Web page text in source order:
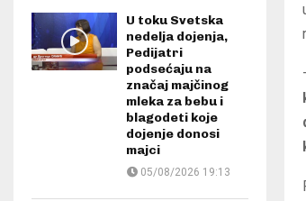
U toku Svetska
nedelja dojenja,
Pedijatri
podsećaju na
značaj majčinog
mleka za bebu i
blagodeti koje
dojenje donosi
majci
05/08/2026 19:13